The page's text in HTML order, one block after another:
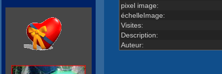
pixel image:
échelleImage:
Visites:
Description:
Auteur: